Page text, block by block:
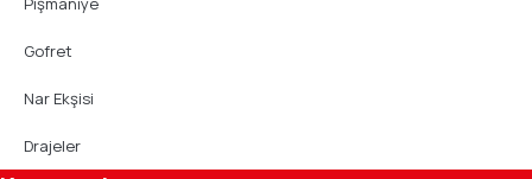
Gofret
Nar Ekşisi
Drajeler